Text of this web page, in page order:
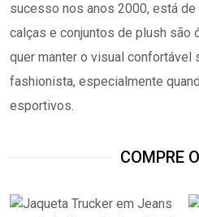
sucesso nos anos 2000, está
calças e conjuntos de plush são
quer manter o visual confortável
fashionista, especialmente
esportivos.
COMPRE O